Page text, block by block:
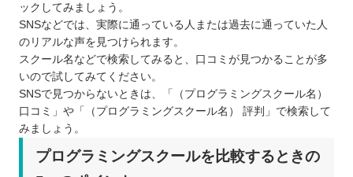
ックしてみましょう。
SNSなどでは、実際に通っている人または過去に通っていた人
のリアルな声を見つけられます。
スクール名などで検索してみると、口コミが見つかることが多
いので試してみてください。
SNSで見つからないときは、「（プログラミングスクール名）
口コミ」や「（プログラミングスクール名） 評判」で検索して
みましょう。
プログラミングスクールを比較するときの